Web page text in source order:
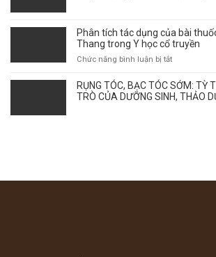
điểm
giao
mùa
ảnh
tới
sự
nào?
Phân tích tác dụng của bài
Thang trong Y học cổ truyền
Chức năng bình luận bị tắtở
tích
tác
RỤNG TÓC, BẠC TÓC SỚM: TỲ
TRÒ CỦA DƯỠNG SINH, THẢO